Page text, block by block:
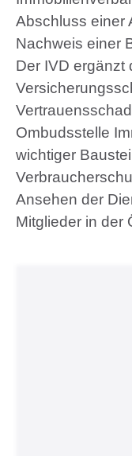
Abschluss einer
Nachweis einer
Der IVD ergänzt
Ombudsstelle
wichtiger
Ansehen der
Mitglieder in der